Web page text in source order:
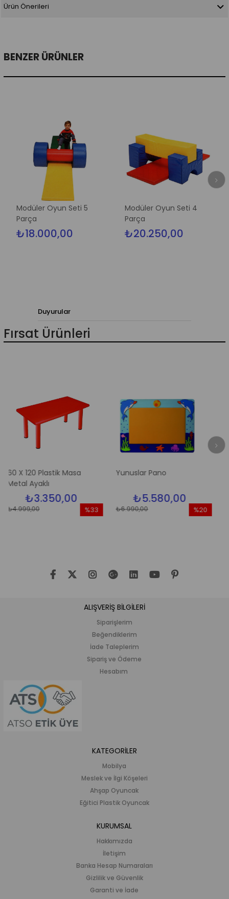
Ürün Önerileri
BENZER ÜRÜNLER
Modüler Oyun Seti 5
Parça
₺18.000,00
Modüler Oyun Seti 4
Parça
₺20.250,00
Duyurular
Fırsat Ürünleri
Plastik Masa
Yunuslar Pano
₺5.580,00
₺6.990,00 ₺6.990,00
ALIŞVERİŞ BİLGİLERİ
Siparişlerim
Beğendiklerim
İade Taleplerim
Sipariş ve Ödeme
Hesabım
KATEGORİLER
Mobilya
Meslek ve İlgi Köşeleri
Ahşap Oyuncak
Eğitici Plastik Oyuncak
KURUMSAL
Hakkımızda
İletişim
Banka Hesap Numaraları
Gizlilik ve Güvenlik
Garanti ve İade